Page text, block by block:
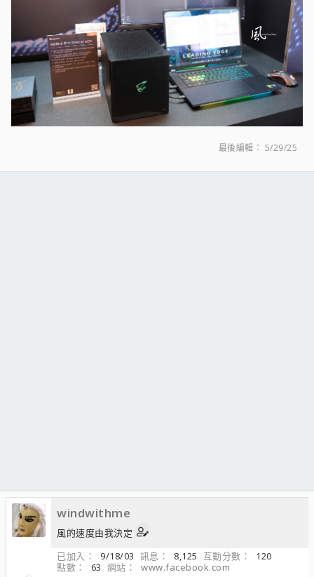
最後編輯： 5/29/25
windwithme
風的速度由我決定
已加入
9/18/03 訊息 8,125 互動分數
120
點數
63 網站
www.facebook.com